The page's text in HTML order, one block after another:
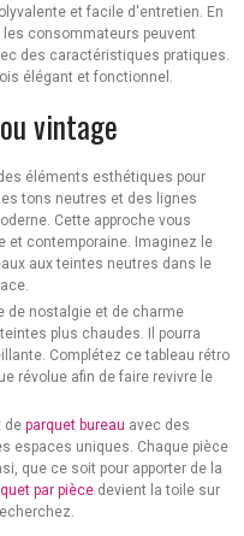
et facile d'entretien. En
consommateurs peuvent
des caractéristiques pratiques.
élégant et fonctionnel.
vintage
éléments esthétiques pour
tons neutres et des lignes
Cette approche vous
et contemporaine. Imaginez le
aux teintes neutres dans le
de nostalgie et de charme
plus chaudes. Il pourra
Complétez ce tableau rétro
révolue afin de faire revivre le
de parquet bureau avec des
espaces uniques. Chaque pièce
que ce soit pour apporter de la
par pièce devient la toile sur